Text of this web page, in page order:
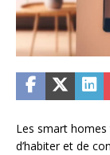
Les smart
d’habiter et de